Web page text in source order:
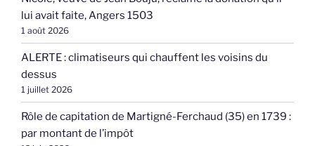
lui avait faite, Angers 1503
1 août 2026
ALERTE : climatiseurs qui chauffent les voisins du
dessus
1 juillet 2026
Rôle de capitation de Martigné-Ferchaud (35) en 1739 :
par montant de l’impôt